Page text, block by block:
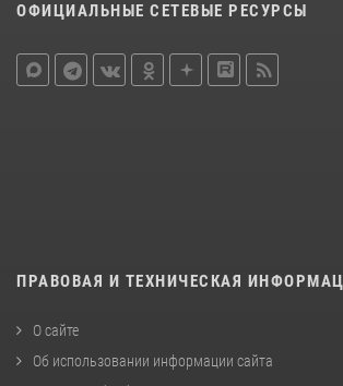
ОФИЦИАЛЬНЫЕ СЕТЕВЫЕ РЕСУРСЫ
ПРАВОВАЯ И ТЕХНИЧЕСКАЯ
О сайте
Об использовании информации сайта